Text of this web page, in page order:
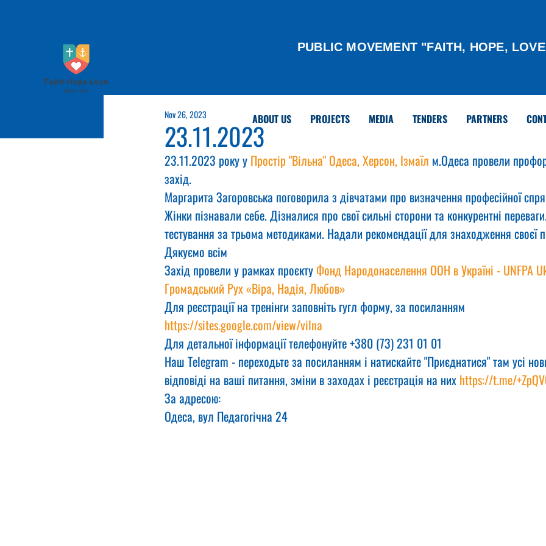
PUBLIC MOVEMENT "FAITH, HOPE,
ABOUT US PROJECTS MEDIA TENDERS PARTNERS
23.11.2023
Nov 26, 2023
23.11.2023 року у Простір "Вільна" Одеса, Херсон, Ізмаїл м.Одеса провели
захід.
Маргарита Загоровська поговорила з дівчатами про визначення професійної
Жінки пізнавали себе. Дізналися про свої сильні сторони та конкурентні
тестування за трьома методиками. Надали рекомендації для знаходження своєї
Дякуємо всім
Захід провели у рамках проєкту Фонд Народонаселення ООН в Україні - UNFPA
Громадський Рух «Віра, Надія, Любов»
Для реєстрації на тренінги заповніть гугл форму, за посиланням
https://sites.google.com/view/vilna
Для детальної інформації телефонуйте +380 (73) 231 01 01
Наш Telegram - переходьте за посиланням і натискайте "Приєднатися" там усі
відповіді на ваші питання, зміни в заходах і реєстрація на них https://t.me/
За адресою:
Одеса, вул Педагогічна 24